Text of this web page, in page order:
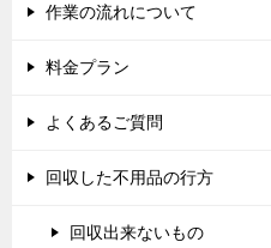
作業の流れについて
料金プラン
よくあるご質問
回収した不用品の行方
回収出来ないもの